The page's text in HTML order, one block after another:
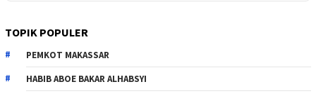
TOPIK POPULER
PEMKOT MAKASSAR
HABIB ABOE BAKAR ALHABSYI